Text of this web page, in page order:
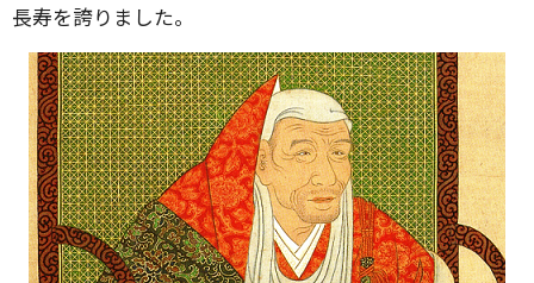
長寿を誇りました。